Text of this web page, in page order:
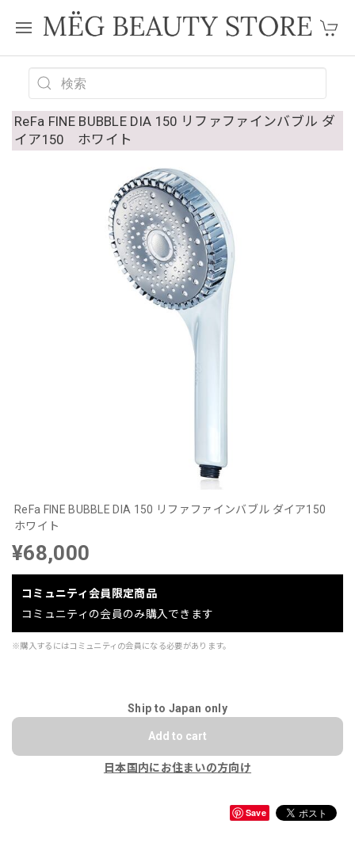
ReFa FINE BUBBLE DIA 150 リファファインバブル ダ
イア150 ホワイト
ReFa FINE BUBBLE DIA 150 リファファインバブル ダイア150
ホワイト
¥68,000
コミュニティ会員限定商品
コミュニティの会員のみ購入できます
※購入するにはコミュニティの会員になる必要があります。
Ship to Japan only
Add to cart
日本国内にお住まいの方向け
Save